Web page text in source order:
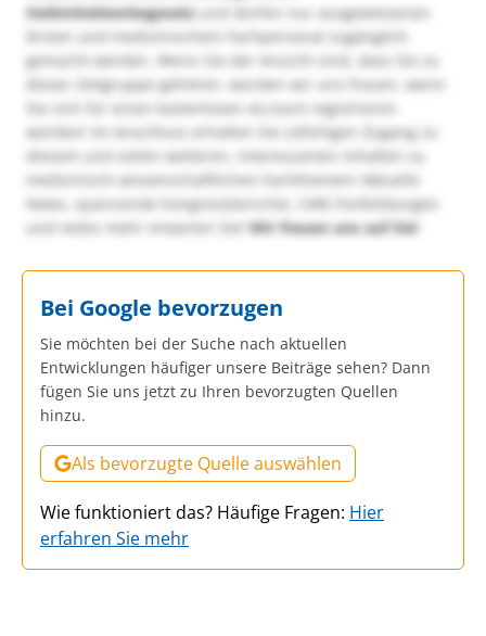
Heilmittelwerbegesetzund dürfen nur ausgewiesenen
Ärzten und medizinischem Fachpersonal zugänglich
gemacht werden. Wenn Sie der Ansicht sind, dass Sie zu
dieser Zielgruppe gehören, würden wir uns freuen, wenn
Sie sich für einen kostenlosen Account registrieren
würden! Im Anschluss erhalten Sie sofortigen Zugang zu
diesem und vielen weiteren, interessanten Inhalten zu
medizinisch-wissenschaftlichen Fachthemen! Aktuelle
News, spannende Kongressberichte, CME-Fortbildungen
und vieles mehr erwarten Sie!Wir freuen uns auf Sie!
Bei Google bevorzugen
Sie möchten bei der Suche nach aktuellen
Entwicklungen häufiger unsere Beiträge sehen? Dann
fügen Sie uns jetzt zu Ihren bevorzugten Quellen
hinzu.
Als bevorzugte Quelle auswählen
Wie funktioniert das? Häufige Fragen: Hier
erfahren Sie mehr